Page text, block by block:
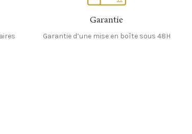
Garantie
Garantie d’une mise en boîte sous 48H